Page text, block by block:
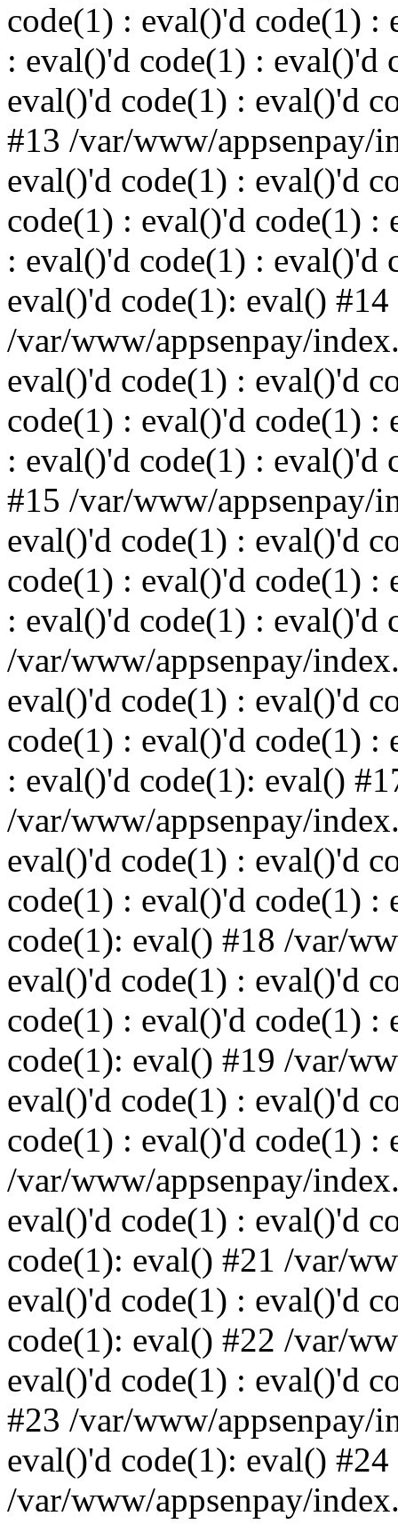
code(1) : eval()'d code(1) :
: eval()'d code(1) : eval()'d
eval()'d code(1) : eval()'d
#13 /var/www/appsenpay/
eval()'d code(1) : eval()'d
code(1) : eval()'d code(1) :
: eval()'d code(1) : eval()'d
eval()'d code(1): eval() #14
/var/www/appsenpay/
eval()'d code(1) : eval()'d
code(1) : eval()'d code(1) :
: eval()'d code(1) : eval()'d
#15 /var/www/appsenpay/
eval()'d code(1) : eval()'d
code(1) : eval()'d code(1) :
: eval()'d code(1) : eval()'d
/var/www/appsenpay/
eval()'d code(1) : eval()'d
code(1) : eval()'d code(1) :
: eval()'d code(1): eval()
/var/www/appsenpay/
eval()'d code(1) : eval()'d
code(1) : eval()'d code(1) :
code(1): eval() #18 /var/
eval()'d code(1) : eval()'d
code(1) : eval()'d code(1) :
code(1): eval() #19 /var/
eval()'d code(1) : eval()'d
code(1) : eval()'d code(1) :
/var/www/appsenpay/
eval()'d code(1) : eval()'d
code(1): eval() #21 /var/
eval()'d code(1) : eval()'d
code(1): eval() #22 /var/
eval()'d code(1) : eval()'d
#23 /var/www/appsenpay/
eval()'d code(1): eval() #24
/var/www/appsenpay/